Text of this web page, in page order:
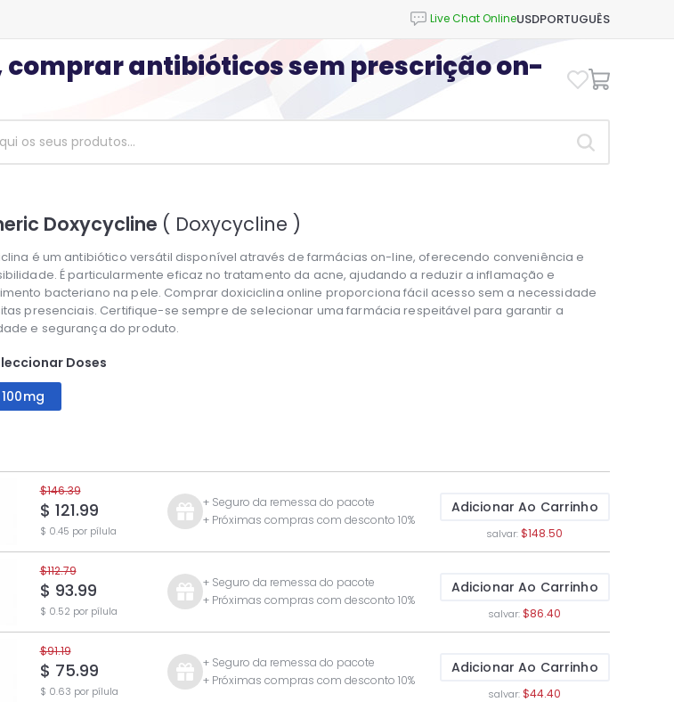
USDPORTUGUÊS
antibióticos sem prescrição on-
Doxycycline ( Doxycycline )
é um antibiótico versátil disponível através de farmácias on-line, oferecendo conveniência e
É particularmente eficaz no tratamento da acne, ajudando a reduzir a inflamação e
bacteriano na pele. Comprar doxiciclina online proporciona fácil acesso sem a necessidade
presenciais. Certifique-se sempre de selecionar uma farmácia respeitável para garantir a
e segurança do produto.
Doses
100mg
$146.39
$ 121.99
$ 0.45 por pílula
+ Seguro da remessa do pacote
+ Próximas compras com desconto 10%
Adicionar Ao Carrinho
salvar:$148.50
$112.79
$ 93.99
$ 0.52 por pílula
+ Seguro da remessa do pacote
+ Próximas compras com desconto 10%
Adicionar Ao Carrinho
salvar:$86.40
$91.19
$ 75.99
$ 0.63 por pílula
+ Seguro da remessa do pacote
+ Próximas compras com desconto 10%
Adicionar Ao Carrinho
salvar:$44.40